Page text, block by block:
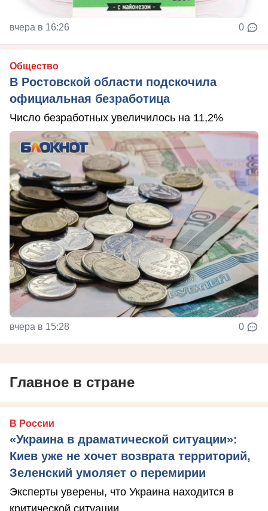
вчера в 16:26 0
Общество
В Ростовской области подскочила
официальная безработица
Число безработных увеличилось на 11,2%
вчера в 15:28 0
Главное в стране
В России
«Украина в драматической ситуации»:
Киев уже не хочет возврата территорий,
Зеленский умоляет о перемирии
Эксперты уверены, что Украина находится в
критической ситуации.